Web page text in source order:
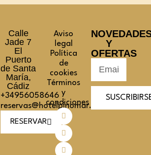
Calle
Jade 7
El
Puerto
de Santa
María,
Cádiz
+34956058646
reservas@hotelpinomar.com
RESERVAR
Aviso
legal
Política
de
cookies
Términos
y
condiciones
Y
OFERTAS